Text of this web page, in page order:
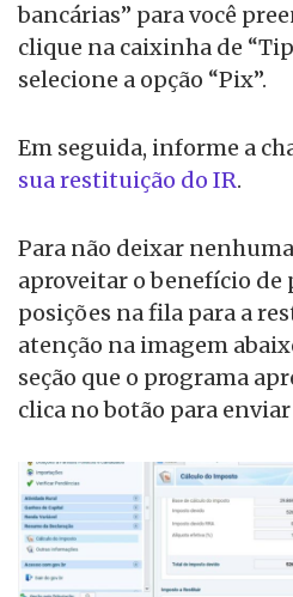
bancárias” para você
clique na caixinha de
selecione a opção “Pix”.
Em seguida, informe a
sua restituição do IR.
Para não deixar
aproveitar o benefício de
posições na fila para a
atenção na imagem
seção que o programa
clica no botão para enviar